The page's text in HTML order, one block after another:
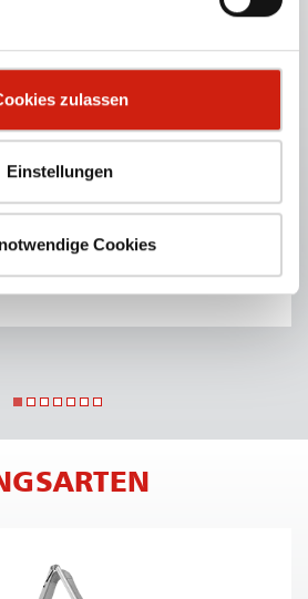
zulassen
Einstellungen
Cookies
FÖRDERSCHLAUCH
ist ein Absaug- &
besonders für die Schwei­ßrauch­
die Luft- & Klimatechnik